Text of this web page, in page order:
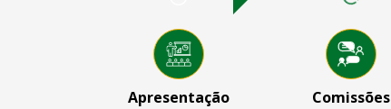
Apresentação Comissões